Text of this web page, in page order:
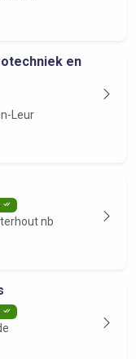
en
Leur
nb